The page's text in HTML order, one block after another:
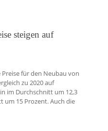
steigen auf
für den Neubau von
zu 2020 auf
im Durchschnitt um 12,3
um 15 Prozent. Auch die